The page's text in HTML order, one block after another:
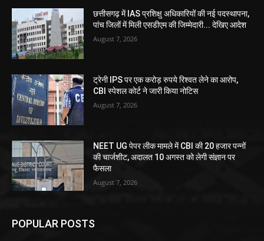
छत्तीसगढ़ में IAS प्रशिक्षु अधिकारियों की नई पदस्थापना,
पांच जिलों में मिली एसडीएम की जिम्मेदारी... देखिए आदेश
August 7, 2026
ट्रेनी IPS पर एक करोड़ रुपये रिश्वत लेने का आरोप,
CBI स्पेशल कोर्ट ने जारी किया नोटिस
August 7, 2026
NEET UG पेपर लीक मामले में CBI की 20 हजार पन्नों
की चार्जशीट, अदालत 10 अगस्त को लेगी संज्ञान पर
फैसला
August 7, 2026
POPULAR POSTS